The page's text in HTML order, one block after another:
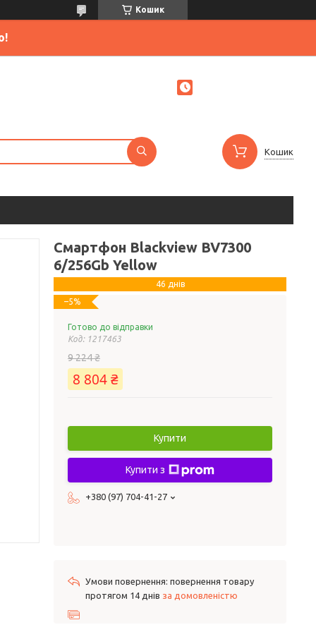
Кошик
Кошик
Смартфон Blackview BV7300
6/256Gb Yellow
46 днів
–5%
Готово до відправки
Код: 1217463
9 224 ₴
8 804 ₴
Купити
Купити з
+380 (97) 704-41-27
повернення товару
протягом 14 днів за домовленістю